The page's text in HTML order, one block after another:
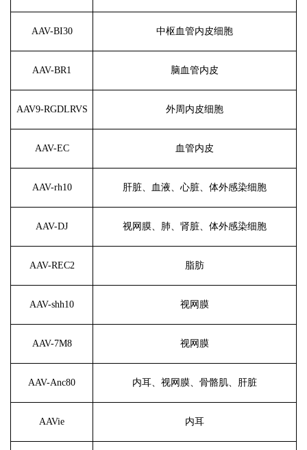
AAV-BI30 中枢血管内皮细胞
AAV-BR1 脑血管内皮
AAV9-RGDLRVS 外周内皮细胞
AAV-EC 血管内皮
AAV-rh10 肝脏、血液、心脏、体外感染细胞
AAV-DJ 视网膜、肺、肾脏、体外感染细胞
AAV-REC2 脂肪
AAV-shh10 视网膜
AAV-7M8 视网膜
AAV-Anc80 内耳、视网膜、骨骼肌、肝脏
AAVie 内耳